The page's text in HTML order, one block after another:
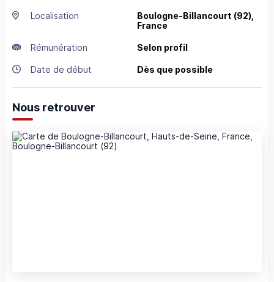
Localisation Boulogne-Billancourt (92),
France
Rémunération Selon profil
Date de début Dès que possible
Nous retrouver